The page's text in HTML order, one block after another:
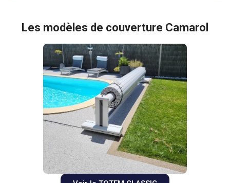
Les modèles de couverture Camarol